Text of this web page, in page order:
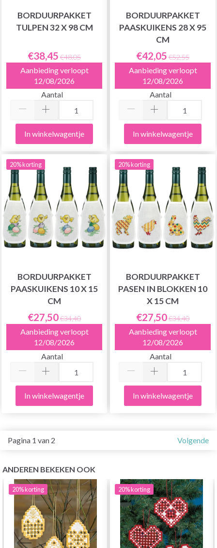
BORDUURPAKKET
TULPEN 32 X 98 CM
€38,45 €48,05
Aanbieding verloopt
12/08/2026
Aantal
In winkelwagentje
BORDUURPAKKET
PAASKUIKENS 28 X 95
CM
€42,05 €52,55
Aanbieding verloopt
12/08/2026
Aantal
In winkelwagentje
20% korting
BORDUURPAKKET
PAASKUIKENS 10 X 15
CM
€27,50€34,40
Aanbieding verloopt
12/08/2026
Aantal
In winkelwagentje
20% korting
BORDUURPAKKET
PASEN IN BLOKKEN 10
X 15 CM
€27,50€34,40
Aanbieding verloopt
12/08/2026
Aantal
In winkelwagentje
Pagina 1 van 2 Volgende
ANDEREN BEKEKEN OOK
20%korting 20%korting